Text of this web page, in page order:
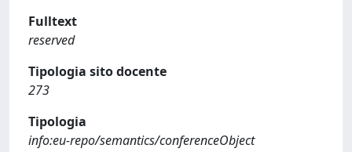
Fulltext
reserved
Tipologia sito docente
273
Tipologia
info:eu-repo/semantics/conferenceObject